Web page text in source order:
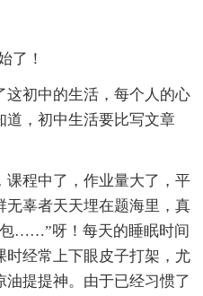
了！
这初中的生活，每个人的心
道，初中生活要比写文章
课程中了，作业量大了，平
无辜者天天埋在题海里，真
……”呀！每天的睡眠时间
时经常上下眼皮子打架，尤
提提神。由于已经习惯了